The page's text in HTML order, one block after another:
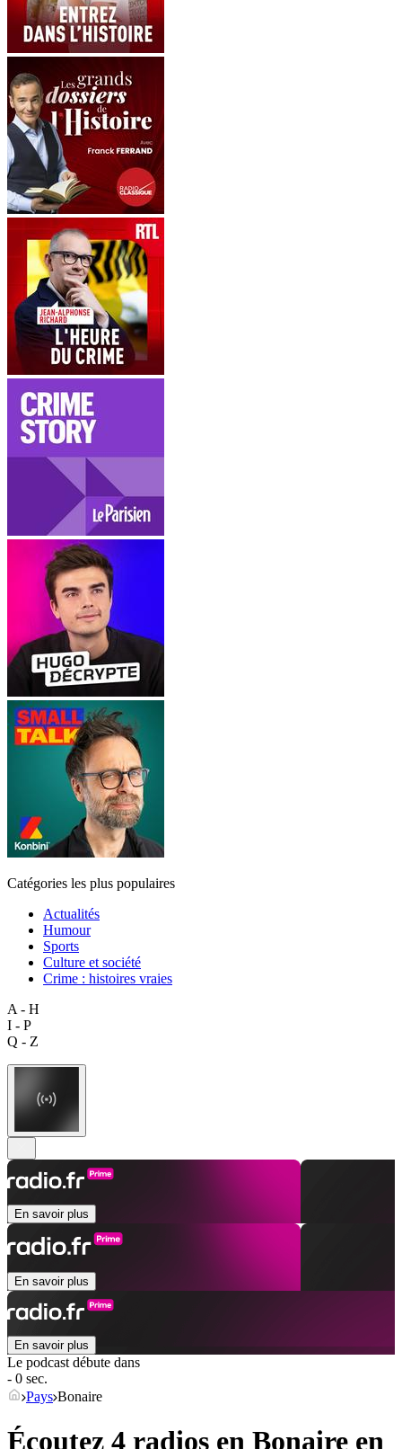
Catégories les plus populaires
Actualités
Humour
Sports
Culture et société
Crime : histoires vraies
A - H
I - P
Q - Z
En savoir plus
En savoir plus
En savoir plus
Le podcast débute dans
- 0 sec.
Pays Bonaire
Écoutez 4 radios en Bonaire en